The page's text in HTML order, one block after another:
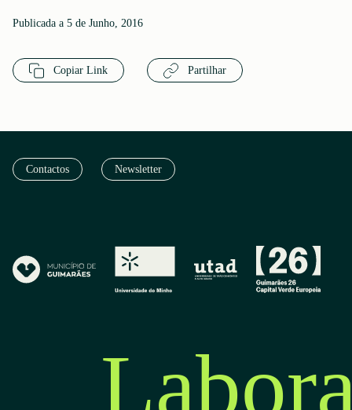
Publicada a 5 de Junho, 2016
Copiar Link Partilhar
Contactos Newsletter